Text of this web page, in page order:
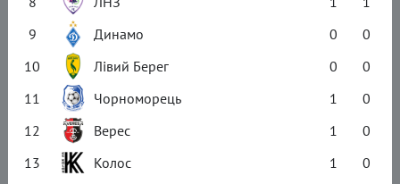
9
Динамо 0
0
10
Лівий Берег 0
0
11
Чорноморець 1
0
12
Верес 1
0
13
Колос 1
0